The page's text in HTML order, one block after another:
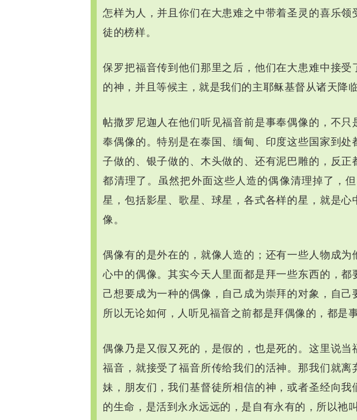
怎样为人，并且你们在大患难之中带着圣灵的喜乐
徒的榜样。
保罗把福音传到他们那里之后，他们在大患难中接
的神，并且等候主，就是我们的主耶稣基督从诸天降临
帖撒罗尼迦人在他们听见福音前是事奉偶像的，不
奉偶像的。特别是在泰国、缅甸、印度这些国家到
子做的、银子做的、木头做的、还有泥巴雕的，反
都清理了。虽然把外面这些人造的偶像清理掉了，
星，包括影星、歌星、球星，各式各样的星，就是
像。
偶像有的是外在的，就像人造的；还有一些人物成
心中的偶像。其实今天人里面都是拜一些东西的，
己想要成为一种的偶像，自己成为崇拜的对象，自
所以无论如何，人听见福音之前都是拜偶像的，都是
偶像乃是又假又死的，是假的，也是死的。这里说
福音，就接受了福音所传给我们的活神。那我们就
妹，朋友们，我们基督徒所相信的神，或者圣经向
的生命，是活到永永远远的，是自有永有的，所以祂